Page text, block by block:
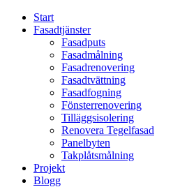
Start
Fasadtjänster
Fasadputs
Fasadmålning
Fasadrenovering
Fasadtvättning
Fasadfogning
Fönsterrenovering
Tilläggsisolering
Renovera Tegelfasad
Panelbyten
Takplåtsmålning
Projekt
Blogg